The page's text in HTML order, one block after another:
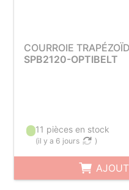
COURROIE
SPB2120-OPTIBELT
11 pièces en stock
(il y a 6 jours )